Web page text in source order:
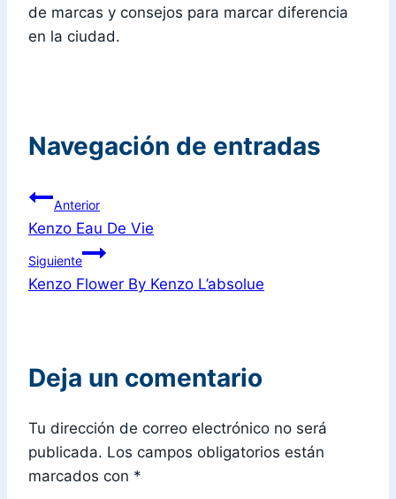
de marcas y consejos para marcar diferencia
en la ciudad.
Navegación de entradas
Anterior
Kenzo Eau De Vie
Siguiente
Kenzo Flower By Kenzo L’absolue
Deja un comentario
Tu dirección de correo electrónico no será
publicada. Los campos obligatorios están
marcados con *